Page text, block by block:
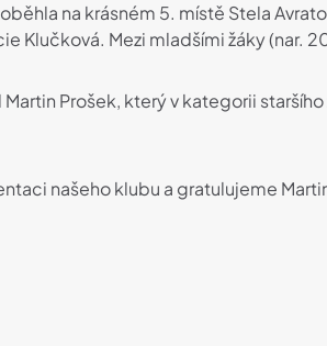
na krásném 5. místě Stela
Klučková. Mezi mladšími žáky (nar.
Prošek, který v kategorii
našeho klubu a gratulujeme